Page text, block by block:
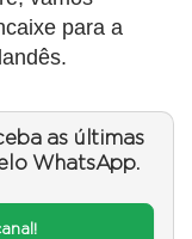
para a
as últimas
WhatsApp.